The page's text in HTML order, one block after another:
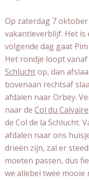
Op zaterdag 7
vakantieverblijf. Het is
volgende dag gaat
Het rondje loopt
Schluchtop, dan
bovenaan rechtsaf
afdalen naar Orbey.
naar de Col du Calvaire
de Col de la Schlucht.
afdalen naar ons
drieën zijn, zal er
moeten passen, dus
we allebei twee mooie